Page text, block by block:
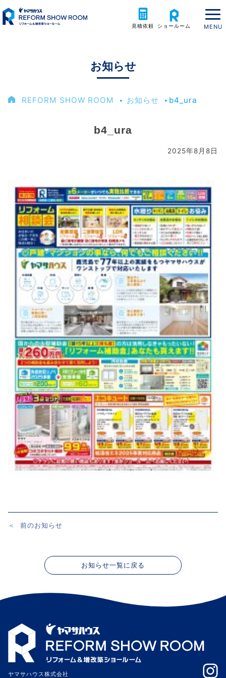
見積依頼 ショールーム
お知らせ
REFORM SHOW ROOM ‣ お知らせ ‣ b4_ura
b4_ura
2025年8月8日
投
ー
ョ
ン
＜ 前のお知らせ
お知らせ一覧に戻る
ヤマサハウス株式会社